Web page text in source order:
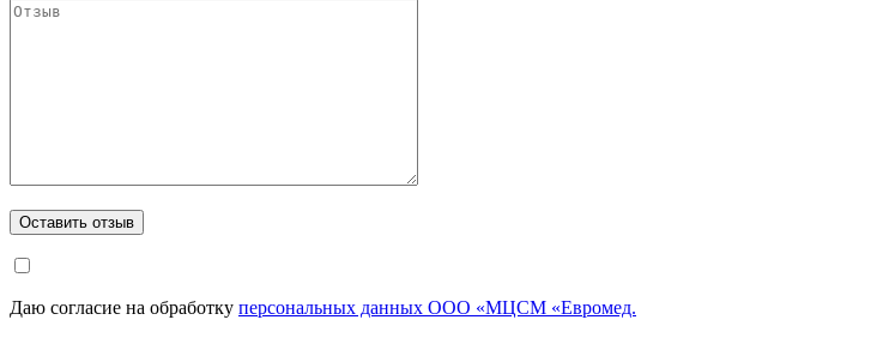
Даю согласие на обработку персональных данных ООО «МЦСМ «Евромед.